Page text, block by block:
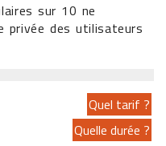
sur 10 ne
privée des utilisateurs